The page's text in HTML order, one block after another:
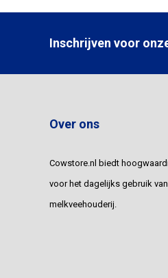
Inschrijven voor
Over ons
Cowstore.nl biedt
voor het dagelijks gebruik
melkveehouderij.